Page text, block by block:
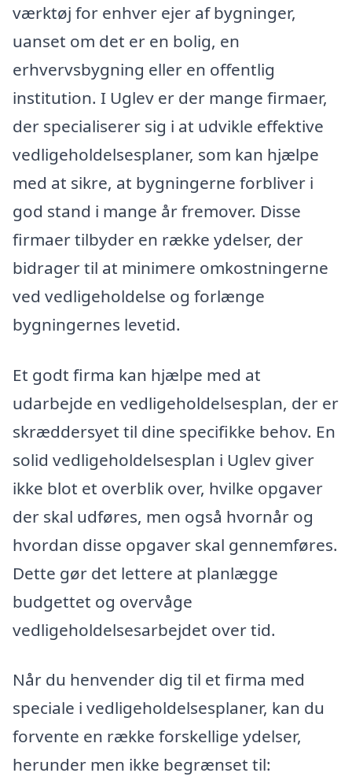
værktøj for enhver ejer af bygninger,
uanset om det er en bolig, en
erhvervsbygning eller en offentlig
institution. I Uglev er der mange firmaer,
der specialiserer sig i at udvikle effektive
vedligeholdelsesplaner, som kan hjælpe
med at sikre, at bygningerne forbliver i
god stand i mange år fremover. Disse
firmaer tilbyder en række ydelser, der
bidrager til at minimere omkostningerne
ved vedligeholdelse og forlænge
bygningernes levetid.
Et godt firma kan hjælpe med at
udarbejde en vedligeholdelsesplan, der er
skræddersyet til dine specifikke behov. En
solid vedligeholdelsesplan i Uglev giver
ikke blot et overblik over, hvilke opgaver
der skal udføres, men også hvornår og
hvordan disse opgaver skal gennemføres.
Dette gør det lettere at planlægge
budgettet og overvåge
vedligeholdelsesarbejdet over tid.
Når du henvender dig til et firma med
speciale i vedligeholdelsesplaner, kan du
forvente en række forskellige ydelser,
herunder men ikke begrænset til: